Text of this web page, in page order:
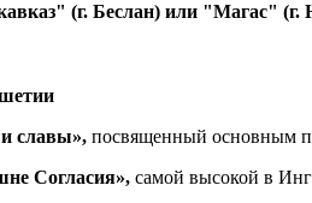
(г. Беслан) или "Магас" (г.
славы», посвященный основным
Согласия», самой высокой в